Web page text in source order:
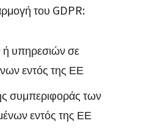
του GDPR:
υπηρεσιών σε
εντός της ΕΕ
συμπεριφοράς των
εντός της ΕΕ